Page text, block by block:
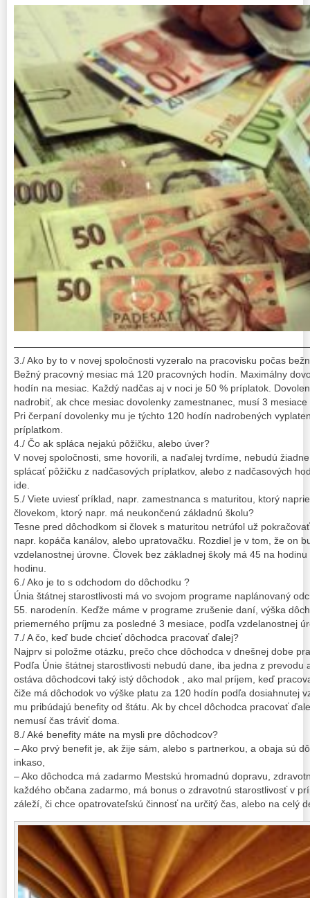
3./ Ako by to v novej spoločnosti vyzeralo na pracovisku počas
Bežný pracovný mesiac má 120 pracovných hodín. Maximálny
hodín na mesiac. Každý nadčas aj v noci je 50 % príplatok.
nadrobiť, ak chce mesiac dovolenky zamestnanec, musí 3
Pri čerpaní dovolenky mu je týchto 120 hodín nadrobených
príplatkom.
4./ Čo ak spláca nejakú pôžičku, alebo úver?
V novej spoločnosti, sme hovorili, a naďalej tvrdíme, nebudú
splácať pôžičku z nadčasových príplatkov, alebo z nadčasových
ide.
5./ Viete uviesť príklad, napr. zamestnanca s maturitou, ktorý
človekom, ktorý napr. má neukončenú základnú školu?
Tesne pred dôchodkom si človek s maturitou netrúfol už
napr. kopáča kanálov, alebo upratovačku. Rozdiel je v tom, že on
vzdelanostnej úrovne. Človek bez základnej školy má 45 na
hodinu.
6./ Ako je to s odchodom do dôchodku ?
Únia štátnej starostlivosti má vo svojom programe naplánovaný
55. narodenín. Keďže máme v programe zrušenie daní, výška
priemerného príjmu za posledné 3 mesiace, podľa vzdelanostnej
7./ A čo, keď bude chcieť dôchodca pracovať ďalej?
Najprv si položme otázku, prečo chce dôchodca v dnešnej dobe
Podľa Únie štátnej starostlivosti nebudú dane, iba jedna z prevodu
ostáva dôchodcovi taký istý dôchodok , ako mal príjem, keď
čiže má dôchodok vo výške platu za 120 hodín podľa dosiahnutej
mu pribúdajú benefity od štátu. Ak by chcel dôchodca pracovať
nemusí čas tráviť doma.
8./ Aké benefity máte na mysli pre dôchodcov?
– Ako prvý benefit je, ak žije sám, alebo s partnerkou, a obaja sú
inkaso,
– Ako dôchodca má zadarmo Mestskú hromadnú dopravu,
každého občana zadarmo, má bonus o zdravotnú starostlivosť v
záleží, či chce opatrovateľskú činnosť na určitý čas, alebo na celý